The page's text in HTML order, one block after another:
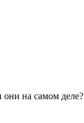
они на самом деле?